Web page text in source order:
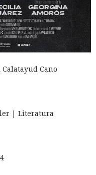
Cano
| Literatura